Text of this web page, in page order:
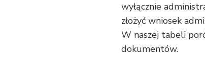
wyłącznie
złożyć wniosek
W naszej tabeli
dokumentów.